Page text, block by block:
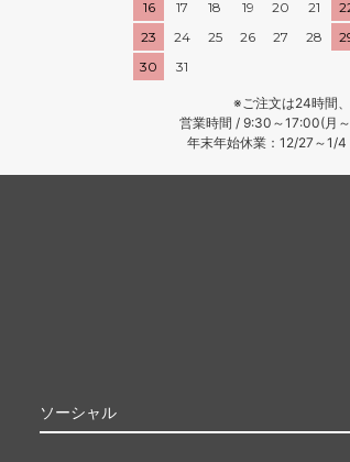
16
17 18 19 20 21
23
24 25 26 27 28
30
31
※ご注文は24時間
営業時間 / 9:30～17:00(月
年末年始休業：12/27～1/4
ソーシャル